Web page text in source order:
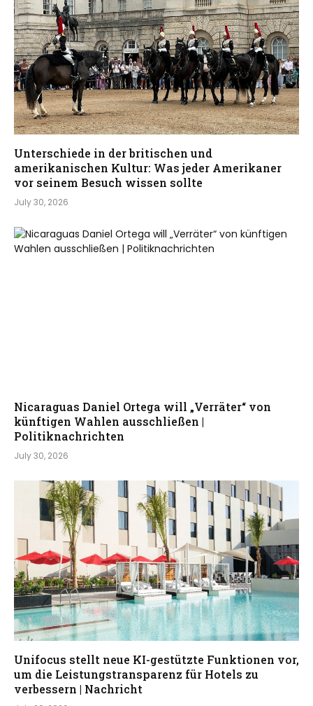
Unterschiede in der britischen und
amerikanischen Kultur: Was jeder Amerikaner
vor seinem Besuch wissen sollte
July 30, 2026
Nicaraguas Daniel Ortega will „Verräter“ von
künftigen Wahlen ausschließen |
Politiknachrichten
July 30, 2026
Unifocus stellt neue KI-gestützte Funktionen vor,
um die Leistungstransparenz für Hotels zu
verbessern | Nachricht